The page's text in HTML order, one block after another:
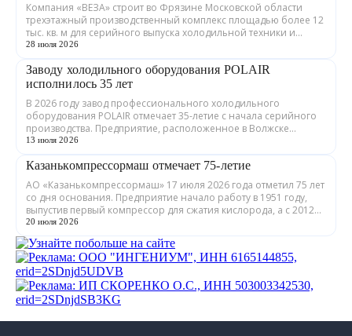
Компания «ВЕЗА» строит во Фрязине Московской области
трехэтажный производственный комплекс площадью более 12
тыс. кв. м для серийного выпуска холодильной техники и
теплообменного оборудования. ...
28 июля 2026
Заводу холодильного оборудования POLAIR
исполнилось 35 лет
В 2026 году завод профессионального холодильного
оборудования POLAIR отмечает 35-летие с начала серийного
производства. Предприятие, расположенное в Волжске
Республики Марий Эл, выпускает обору...
13 июля 2026
Казанькомпрессормаш отмечает 75-летие
АО «Казанькомпрессормаш» 17 июля 2026 года отметил 75 лет
со дня основания. Предприятие начало работу в 1951 году,
выпустив первый компрессор для сжатия кислорода, а с 2012
года входит в состав...
20 июля 2026